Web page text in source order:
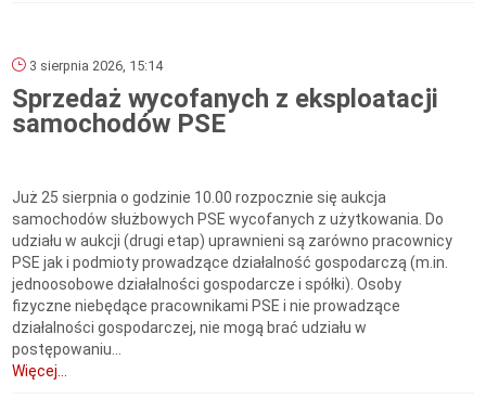
3 sierpnia 2026, 15:14
Sprzedaż wycofanych z eksploatacji
samochodów PSE
Już 25 sierpnia o godzinie 10.00 rozpocznie się aukcja
samochodów służbowych PSE wycofanych z użytkowania. Do
udziału w aukcji (drugi etap) uprawnieni są zarówno pracownicy
PSE jak i podmioty prowadzące działalność gospodarczą (m.in.
jednoosobowe działalności gospodarcze i spółki). Osoby
fizyczne niebędące pracownikami PSE i nie prowadzące
działalności gospodarczej, nie mogą brać udziału w
postępowaniu...
Więcej...